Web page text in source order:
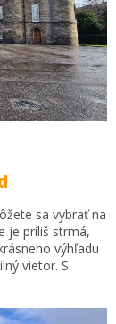
sa vybrať na
je príliš strmá,
výhľadu
vietor. S